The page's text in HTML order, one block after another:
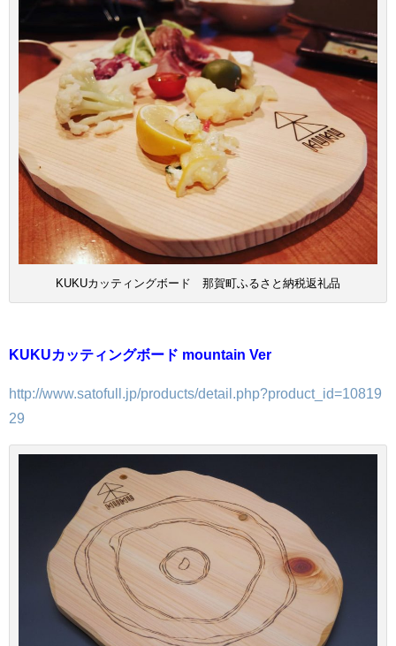
KUKUカッティングボード 那賀町ふるさと納税返礼品
KUKUカッティングボード mountain Ver
http://www.satofull.jp/products/detail.php?product_id=10819
29